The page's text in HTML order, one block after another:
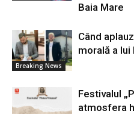
Baia Mare
Breaking News
Când
morală a lui
Festivalul
atmosfera